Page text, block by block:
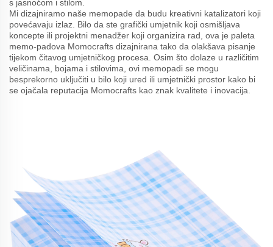
s jasnoćom i stilom.
Mi dizajniramo naše memopade da budu kreativni katalizatori koji
povećavaju izlaz. Bilo da ste grafički umjetnik koji osmišljava
koncepte ili projektni menadžer koji organizira rad, ova je paleta
memo-padova Momocrafts dizajnirana tako da olakšava pisanje
tijekom čitavog umjetničkog procesa. Osim što dolaze u različitim
veličinama, bojama i stilovima, ovi memopadi se mogu
besprekorno uključiti u bilo koji ured ili umjetnički prostor kako bi
se ojačala reputacija Momocrafts kao znak kvalitete i inovacija.